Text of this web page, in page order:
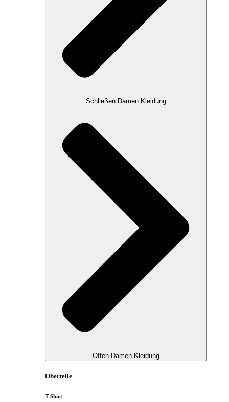
Schließen Damen Kleidung
Offen Damen Kleidung
Oberteile
T-Shirt